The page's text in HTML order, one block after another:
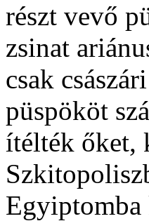
részt vevő
zsinat
csak
püspököt
ítélték őket,
Egyiptomba